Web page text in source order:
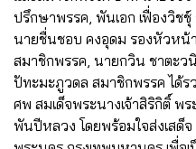
ปรึกษาพรรค, พันเอก เฟื่องวิช
นายชื่นชอบ คงอุดม รองหัวหน้
สมาชิกพรรค, นายกวิน ชาตะ
ปัทะมะภูวดล สมาชิกพรรค ได้ร
ศพ สมเด็จพระนางเจ้าสิริกิติ์
พันปีหลวง โดยพร้อมใจส่งเสด็